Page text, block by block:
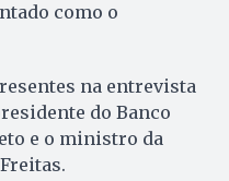
como o
na entrevista
do Banco
e o ministro da